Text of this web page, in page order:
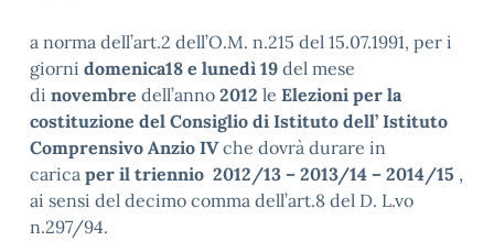
a norma dell’art.2 dell’O.M. n.215 del 15.07.1991, per i
giorni domenica18 e lunedì 19 del mese
di novembre dell’anno 2012 le Elezioni per la
costituzione del Consiglio di Istituto dell’ Istituto
Comprensivo Anzio IVche dovrà durare in
carica per il triennio 2012/13 – 2013/14 – 2014/15 ,
ai sensi del decimo comma dell’art.8 del D. L.vo
n.297/94.